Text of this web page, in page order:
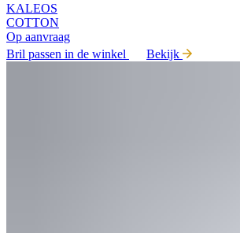
KALEOS
COTTON
Op aanvraag
Bril passen in de winkel
Bekijk